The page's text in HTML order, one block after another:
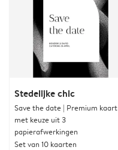
Stedelijke chic
Save the date | Premium kaart
met keuze uit 3
papierafwerkingen
Set van 10 kaarten